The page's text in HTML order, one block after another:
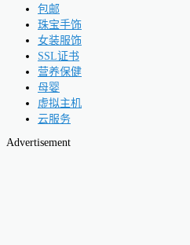
包邮
珠宝手饰
女装服饰
SSL证书
营养保健
母婴
虚拟主机
云服务
Advertisement